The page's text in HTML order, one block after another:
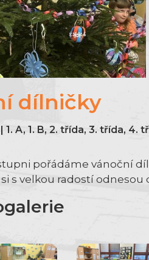
dílničky
A, 1. B, 2. třída, 3. třída, 4.
pořádáme vánoční
s velkou radostí odnesou